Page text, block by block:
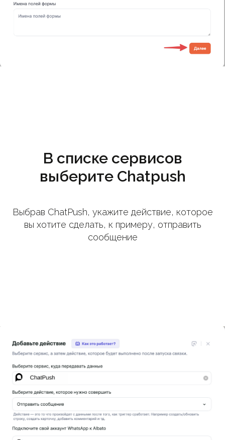
В списке сервисов
выберите Chatpush
Выбрав ChatPush, укажите действие, которое
вы хотите сделать, к примеру, отправить
сообщение